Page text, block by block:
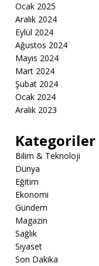
Ocak 2025
Aralık 2024
Eylül 2024
Ağustos 2024
Mayıs 2024
Mart 2024
Şubat 2024
Ocak 2024
Aralık 2023
Kategoriler
Bilim & Teknoloji
Dünya
Eğitim
Ekonomi
Gündem
Magazin
Sağlık
Siyaset
Son Dakika